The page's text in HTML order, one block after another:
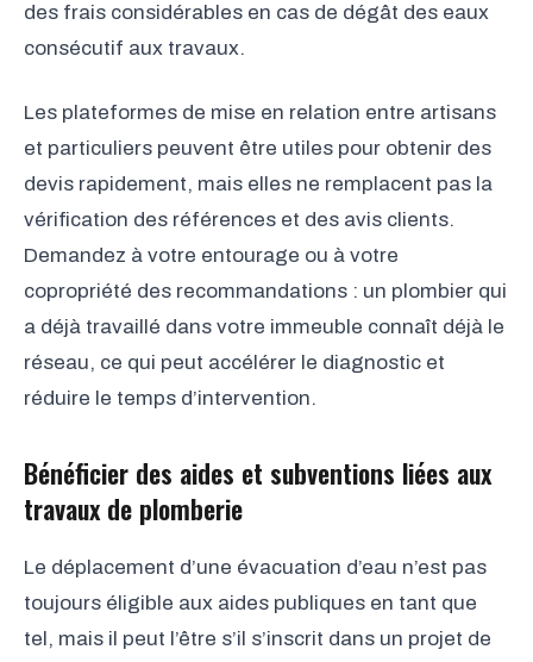
des frais considérables en cas de dégât des eaux
consécutif aux travaux.
Les plateformes de mise en relation entre artisans
et particuliers peuvent être utiles pour obtenir des
devis rapidement, mais elles ne remplacent pas la
vérification des références et des avis clients.
Demandez à votre entourage ou à votre
copropriété des recommandations : un plombier qui
a déjà travaillé dans votre immeuble connaît déjà le
réseau, ce qui peut accélérer le diagnostic et
réduire le temps d’intervention.
Bénéficier des aides et subventions liées aux
travaux de plomberie
Le déplacement d’une évacuation d’eau n’est pas
toujours éligible aux aides publiques en tant que
tel, mais il peut l’être s’il s’inscrit dans un projet de